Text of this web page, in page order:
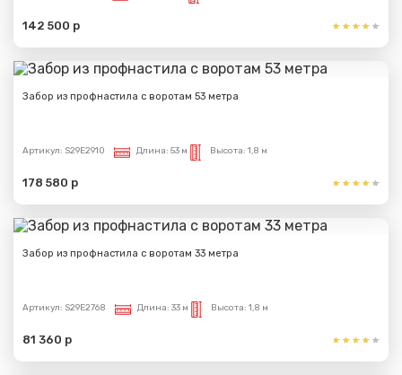
142 500 р
Забор из профнастила с воротам 53 метра
Артикул: S29E2910 Длина: 53 м Высота: 1,8 м
178 580 р
Забор из профнастила с воротам 33 метра
Артикул: S29E2768 Длина: 33 м Высота: 1,8 м
81 360 р